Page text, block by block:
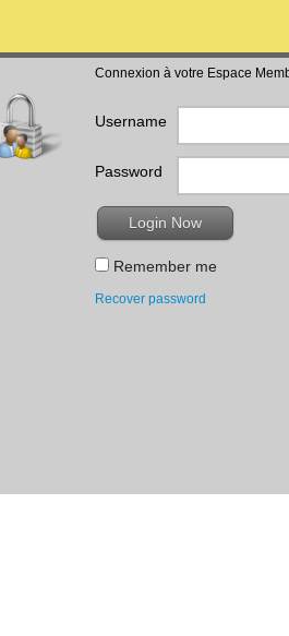
Connexion à votre Espace
Username
Password
Remember me
Recover password